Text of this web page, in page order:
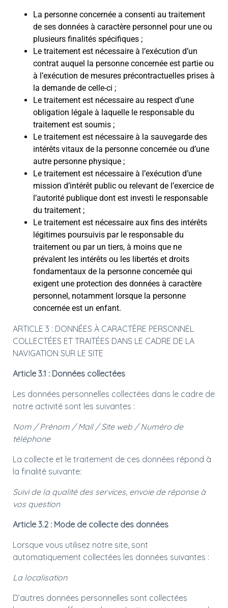
La personne concernée a consenti au traitement
de ses données à caractère personnel pour une ou
plusieurs finalités spécifiques ;
Le traitement est nécessaire à l’exécution d’un
contrat auquel la personne concernée est partie ou
à l’exécution de mesures précontractuelles prises à
la demande de celle-ci ;
Le traitement est nécessaire au respect d’une
obligation légale à laquelle le responsable du
traitement est soumis ;
Le traitement est nécessaire à la sauvegarde des
intérêts vitaux de la personne concernée ou d’une
autre personne physique ;
Le traitement est nécessaire à l’exécution d’une
mission d’intérêt public ou relevant de l’exercice de
l’autorité publique dont est investi le responsable
du traitement ;
Le traitement est nécessaire aux fins des intérêts
légitimes poursuivis par le responsable du
traitement ou par un tiers, à moins que ne
prévalent les intérêts ou les libertés et droits
fondamentaux de la personne concernée qui
exigent une protection des données à caractère
personnel, notamment lorsque la personne
concernée est un enfant.
ARTICLE 3 : DONNÉES À CARACTÈRE PERSONNEL
COLLECTÉES ET TRAITÉES DANS LE CADRE DE LA
NAVIGATION SUR LE SITE
Article 3.1 : Données collectées
Les données personnelles collectées dans le cadre de
notre activité sont les suivantes :
Nom / Prénom / Mail / Site web / Numéro de
téléphone
La collecte et le traitement de ces données répond à
la finalité suivante:
Suivi de la qualité des services, envoie de réponse à
vos question
Article 3.2 : Mode de collecte des données
Lorsque vous utilisez notre site, sont
automatiquement collectées les données suivantes :
La localisation
D’autres données personnelles sont collectées